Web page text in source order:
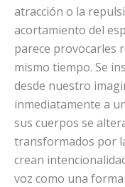
atracción o la
acortamiento del
parece provocarles
mismo tiempo. Se
desde nuestro
inmediatamente a
sus cuerpos se
transformados por
crean
voz como una